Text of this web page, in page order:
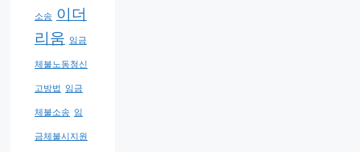
소송
이더
리움
임금
체불노동청신
고방법 임금
체불소송 임
금체불시지원